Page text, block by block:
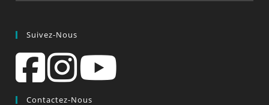
Suivez-Nous
Contactez-Nous